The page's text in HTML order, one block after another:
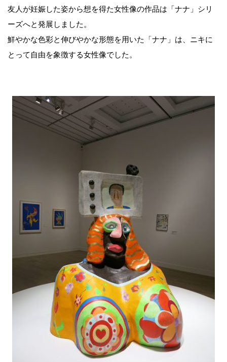
友人が妊娠した姿から想を得た女性像の作品は「ナナ」シリ
ーズへと発展しました。
鮮やかな色彩と伸びやかな形態を用いた「ナナ」は、ニキに
とって自由を象徴する女性像でした。